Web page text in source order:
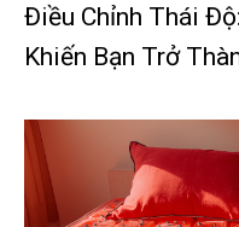
Điều Chỉnh Thái
Khiến Bạn Trở